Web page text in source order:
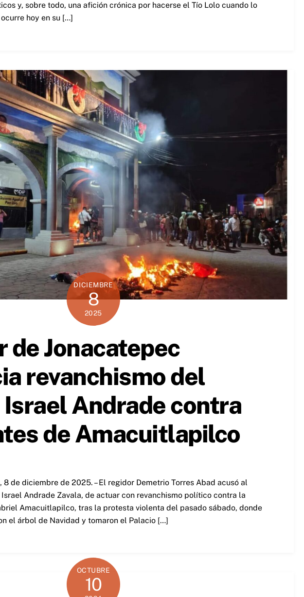
y, sobre todo, una afición crónica por hacerse el Tío Lolo cuando lo
hoy en su […]
DICIEMBRE
8
2025
de Jonacatepec
revanchismo del
Andrade contra
de Amacuitlapilco
8 de diciembre de 2025. – El regidor Demetrio Torres Abad acusó al
Andrade Zavala, de actuar con revanchismo político contra la
Amacuitlapilco, tras la protesta violenta del pasado sábado, donde
el árbol de Navidad y tomaron el Palacio […]
OCTUBRE
10